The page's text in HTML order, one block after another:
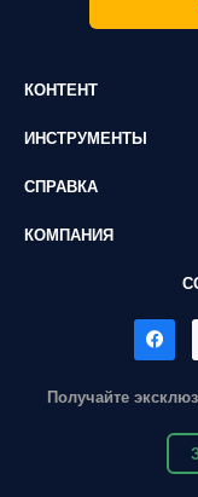
КОНТЕНТ
ИНСТРУМЕНТЫ
СПРАВКА
КОМПАНИЯ
Получайте